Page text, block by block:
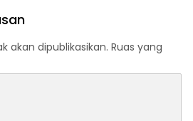
AI
akan dipublikasikan. Ruas yang